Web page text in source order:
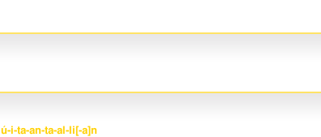
ú-i-ta-an-ta-al-li[-a]n